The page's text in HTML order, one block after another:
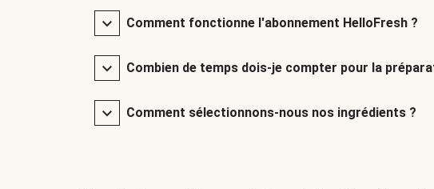
Comment fonctionne l'abonnement HelloFresh ?
Combien de temps dois-je compter pour la
Comment sélectionnons-nous nos ingrédients ?